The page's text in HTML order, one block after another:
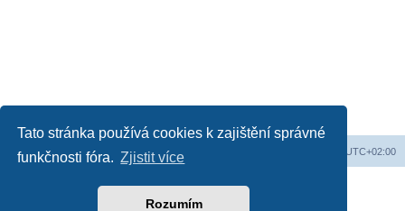
Tato stránka používá cookies k zajištění správné
funkčnosti fóra. Zjistit více
Rozumím
Web Obsah fóra UTC+02:00
Založeno naphpBB® Forum Software © phpBB Limited
Český překlad –